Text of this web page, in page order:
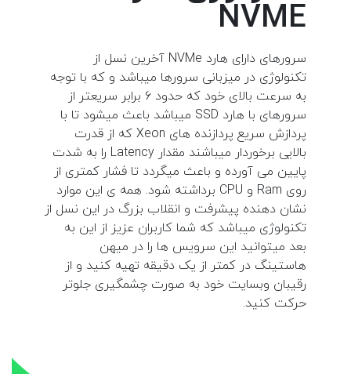
NVME
سرورهای دارای هارد NVMe آخرین نسل از
تکنولوژی در میزبانی سرورها میباشد و که با توجه
به سرعت بالای خود که حدود ۶ برابر سریعتر از
سرورهای با هارد SSD میباشد باعث میشود تا با
پردازش سریع پردازنده های Xeon که از قدرت
بالایی برخوردار میباشند مقدار Latency را به شدت
پایین می آورده و باعث میگردد تا فشار کمتری از
روی Ram و CPU برداشته شود. همه ی این موارد
نشان دهنده پیشرفت و انقلاب بزرگ در این نسل از
تکنولوژی میباشد که شما کاربران عزیز از این به
بعد میتوانید این سرویس ها را در میهن
هاستینگ در کمتر از یک دقیقه تهیه کنید و از
رقیبان وبسایت خود به صورت چشمگیری جلوتر
حرکت کنید.